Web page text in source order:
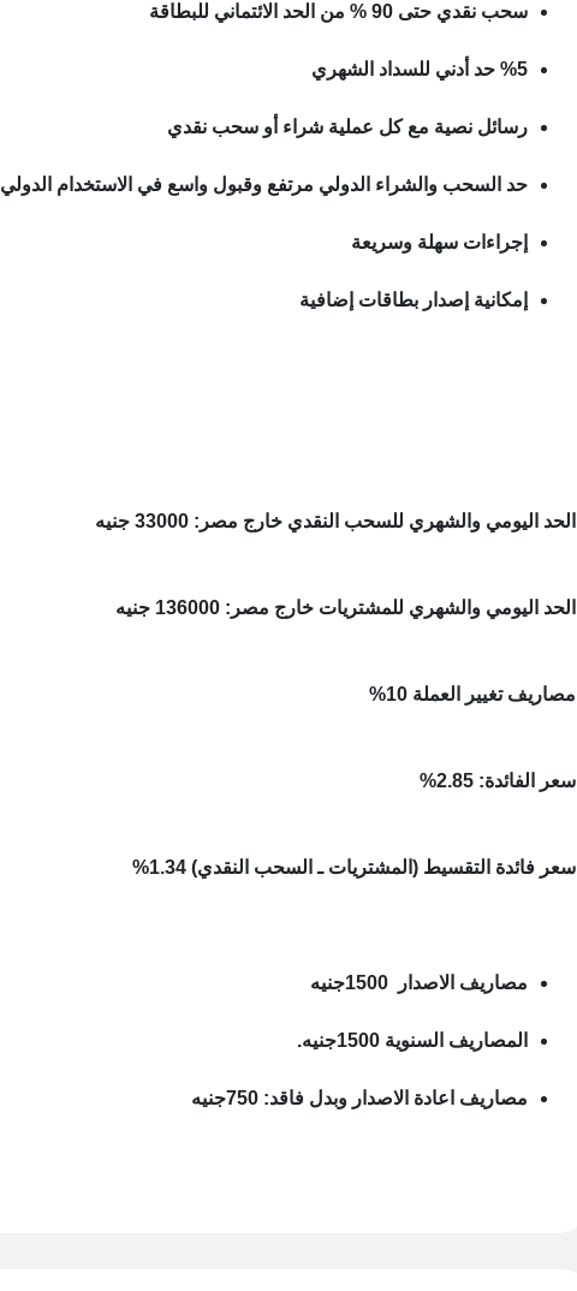
سحب نقدي حتى 90 % من الحد الائتماني للبطاقة
%5 حد أدني للسداد الشهري
رسائل نصية مع كل عملية شراء أو سحب نقدي
حد السحب والشراء الدولي مرتفع وقبول واسع في الاستخدام الدولي
إجراءات سهلة وسريعة
إمكانية إصدار بطاقات إضافية
الحد اليومي والشهري للسحب النقدي خارج مصر: 33000 جنيه
الحد اليومي والشهري للمشتريات خارج مصر: 136000 جنيه
مصاريف تغيير العملة 10%
سعر الفائدة: 2.85%
سعر فائدة التقسيط (المشتريات ـ السحب النقدي) 1.34%
مصاريف الاصدار 1500جنيه
المصاريف السنوية 1500جنيه.
مصاريف اعادة الاصدار وبدل فاقد: 750جنيه